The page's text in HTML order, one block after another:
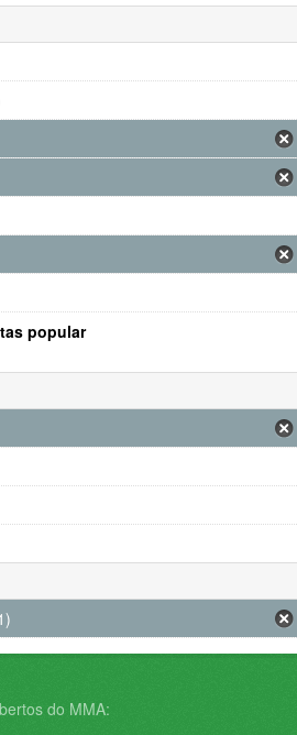
popular
do MMA: